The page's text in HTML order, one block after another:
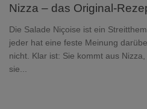
Nizza – das Original-
Die Salade Niçoise ist ein
jeder hat eine feste Meinung
nicht. Klar ist: Sie kommt aus
sie...